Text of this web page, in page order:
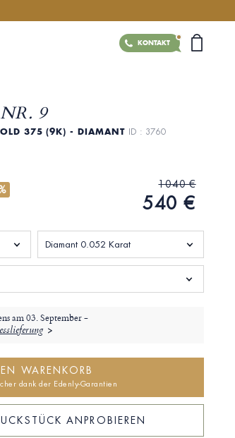
KONTAKT
9
375 (9K) - DIAMANT ID : 3760
1040 €
540 €
Diamant 0.052 Karat
am03. September -
WARENKORB
dank der Edenly-Garantien
ANPROBIEREN